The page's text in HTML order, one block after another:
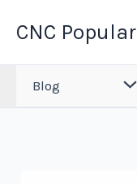
CNC Popular
Blog